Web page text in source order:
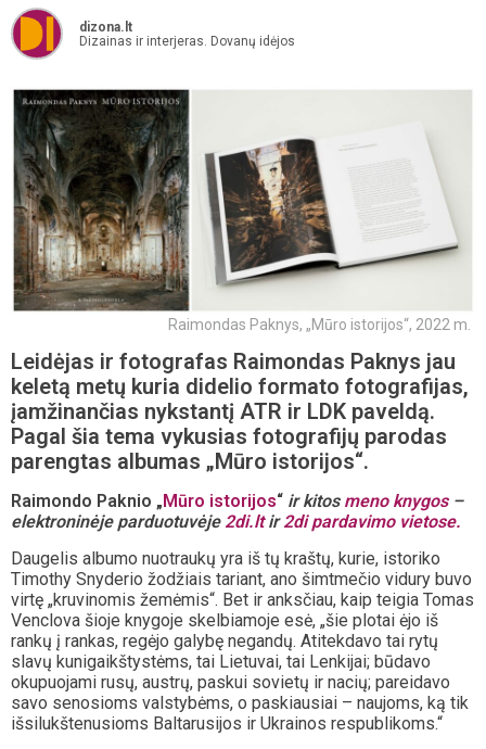
dizona.lt
Dizainas ir interjeras. Dovanų idėjos
Raimondas Paknys, „Mūro istorijos“, 2022 m.
Leidėjas ir fotografas Raimondas Paknys jau
keletą metų kuria didelio formato fotografijas,
įamžinančias nykstantį ATR ir LDK paveldą.
Pagal šia tema vykusias fotografijų parodas
parengtas albumas „Mūro istorijos“.
Raimondo Paknio „ Mūro istorijos“ ir kitos meno knygos–
elektroninėje parduotuvėje 2di.ltir2di pardavimo vietose.
Daugelis albumo nuotraukų yra iš tų kraštų, kurie, istoriko
Timothy Snyderio žodžiais tariant, ano šimtmečio vidury buvo
virtę „kruvinomis žemėmis“. Bet ir anksčiau, kaip teigia Tomas
Venclova šioje knygoje skelbiamoje esė, „šie plotai ėjo iš
rankų į rankas, regėjo galybę negandų. Atitekdavo tai rytų
slavų kunigaikštystėms, tai Lietuvai, tai Lenkijai; būdavo
okupuojami rusų, austrų, paskui sovietų ir nacių; pareidavo
savo senosioms valstybėms, o paskiausiai – naujoms, ką tik
išsilukštenusioms Baltarusijos ir Ukrainos respublikoms.“